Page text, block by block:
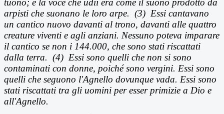
arpisti che suonano le loro arpe. (3) Essi cantavano
un cantico nuovo davanti al trono, davanti alle quattro
creature viventi e agli anziani. Nessuno poteva imparare
il cantico se non i 144.000, che sono stati riscattati
dalla terra. (4) Essi sono quelli che non si sono
contaminati con donne, poiché sono vergini. Essi sono
quelli che seguono l'Agnello dovunque vada. Essi sono
stati riscattati tra gli uomini per esser primizie a Dio e
all'Agnello.